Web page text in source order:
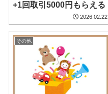
+1回取引5000円もらえる
2026.02.22
その他